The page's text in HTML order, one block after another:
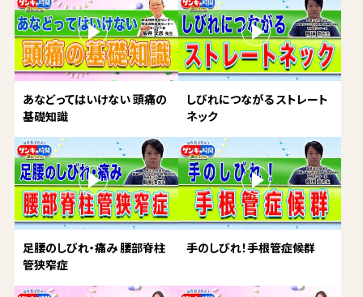
あなどってはいけない 頭痛の
基礎知識
しびれにつながる ストレート
ネック
足腰のしびれ・痛み 腰部脊柱
管狭窄症
手のしびれ！手根管症候群